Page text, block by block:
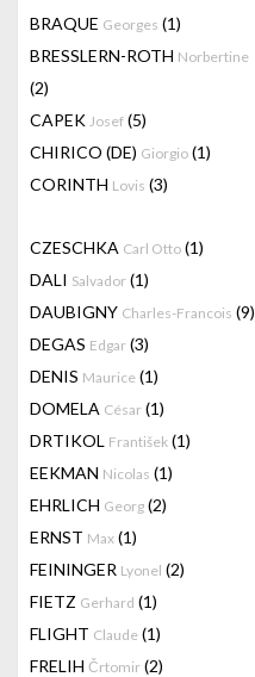
BRAQUE Georges (1)
BRESSLERN-ROTH Norbertine
(2)
CAPEK Josef (5)
CHIRICO (DE) Giorgio (1)
CORINTH Lovis (3)
CZESCHKA Carl Otto (1)
DALI Salvador (1)
DAUBIGNY Charles-Francois (9)
DEGAS Edgar (3)
DENIS Maurice (1)
DOMELA César (1)
DRTIKOL František (1)
EEKMAN Nicolas (1)
EHRLICH Georg (2)
ERNST Max (1)
FEININGER Lyonel (2)
FIETZ Gerhard (1)
FLIGHT Claude (1)
FRELIH Črtomir (2)